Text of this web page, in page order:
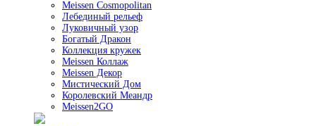
Meissen Cosmopolitan
Лебединый рельеф
Луковичный узор
Богатый Дракон
Коллекция кружек
Meissen Коллаж
Meissen Декор
Мистический Дом
Королевский Меандр
Meissen2GO